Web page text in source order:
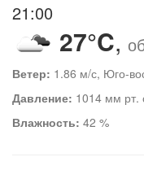
21:00
27°C,
Ветер: 1.86 м/с, Юго-
Давление: 1014 мм рт.
Влажность: 42 %